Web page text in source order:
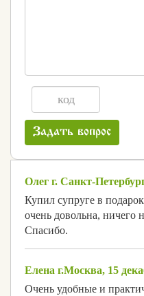
Задать вопрос
Олег г. Санкт-
Купил супруге в
очень довольна, ничего
Спасибо.
Елена г.Москва, 15
Очень удобные и